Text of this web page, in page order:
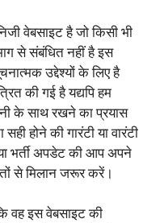
वेबसाइट है जो किसी भी
से संबंधित नहीं है इस
उद्देश्यों के लिए है
की गई है यद्यपि हम
के साथ रखने का प्रयास
होने की गारंटी या वारंटी
भर्ती अपडेट की आप अपने
से मिलान जरूर करें।
वह इस वेबसाइट की